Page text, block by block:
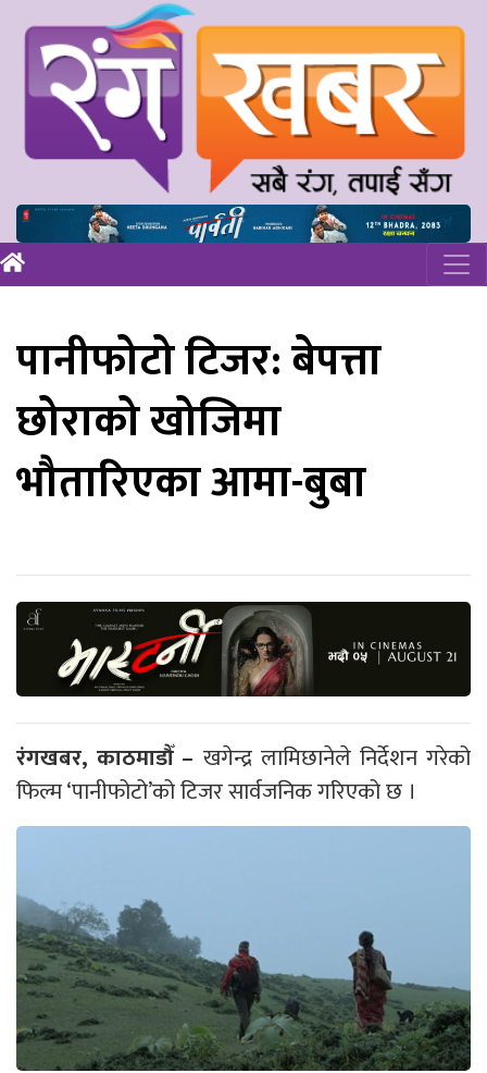
पानीफोटो टिजर: बेपत्ता
छोराको खोजिमा
भौतारिएका आमा-बुबा
रंगखबर, काठमाडौँ – खगेन्द्र लामिछानेले निर्देशन गरेको
फिल्म ‘पानीफोटो’को टिजर सार्वजनिक गरिएको छ ।